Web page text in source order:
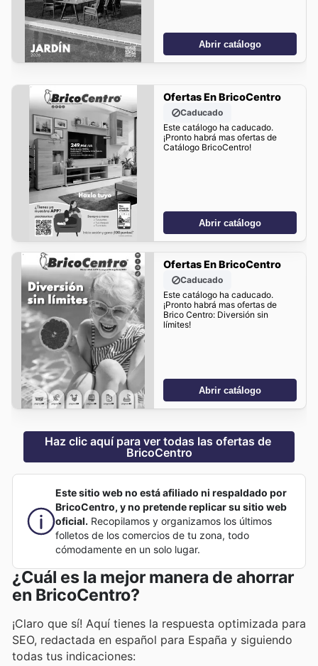
Abrir catálogo
Ofertas En BricoCentro
Caducado
Este catálogo ha caducado.
¡Pronto habrá mas ofertas de
Catálogo BricoCentro!
Abrir catálogo
Ofertas En BricoCentro
Caducado
Este catálogo ha caducado.
¡Pronto habrá mas ofertas de
Brico Centro: Diversión sin
límites!
Abrir catálogo
Haz clic aquí para ver todas las ofertas de
BricoCentro
Este sitio web no está afiliado ni respaldado por
BricoCentro, y no pretende replicar su sitio web
oficial. Recopilamos y organizamos los últimos
folletos de los comercios de tu zona, todo
cómodamente en un solo lugar.
¿Cuál es la mejor manera de ahorrar
en BricoCentro?
¡Claro que sí! Aquí tienes la respuesta optimizada para
SEO, redactada en español para España y siguiendo
todas tus indicaciones: